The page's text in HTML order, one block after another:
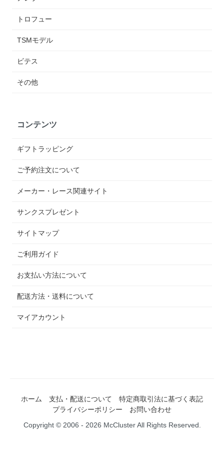
トロフュー
TSMモデル
ビテス
その他
コンテンツ
ギフトラッピング
ご予約注文について
メーカー・レース関連サイト
サンクスプレゼント
サイトマップ
ご利用ガイド
お支払い方法について
配送方法・送料について
マイアカウント
ホーム 支払・配送について
特定商取引法に基づく表記
プライバシーポリシー
お問い合わせ
Copyright © 2006 - 2026 McCluster All Rights Reserved.